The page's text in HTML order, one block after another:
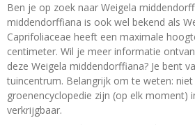
Ben je op zoek naar Weigela
middendorffiana is ook wel bekend als
Caprifoliaceae heeft een maximale
centimeter. Wil je meer informatie
deze Weigela middendorffiana? Je bent
tuincentrum. Belangrijk om te weten:
groenencyclopedie zijn (op elk moment)
verkrijgbaar.